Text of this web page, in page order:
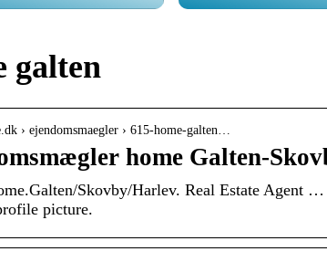
galten
› ejendomsmaegler › 615-home-galten…
home Galten-
Skovby/Harlev. Real Estate Agent
picture.